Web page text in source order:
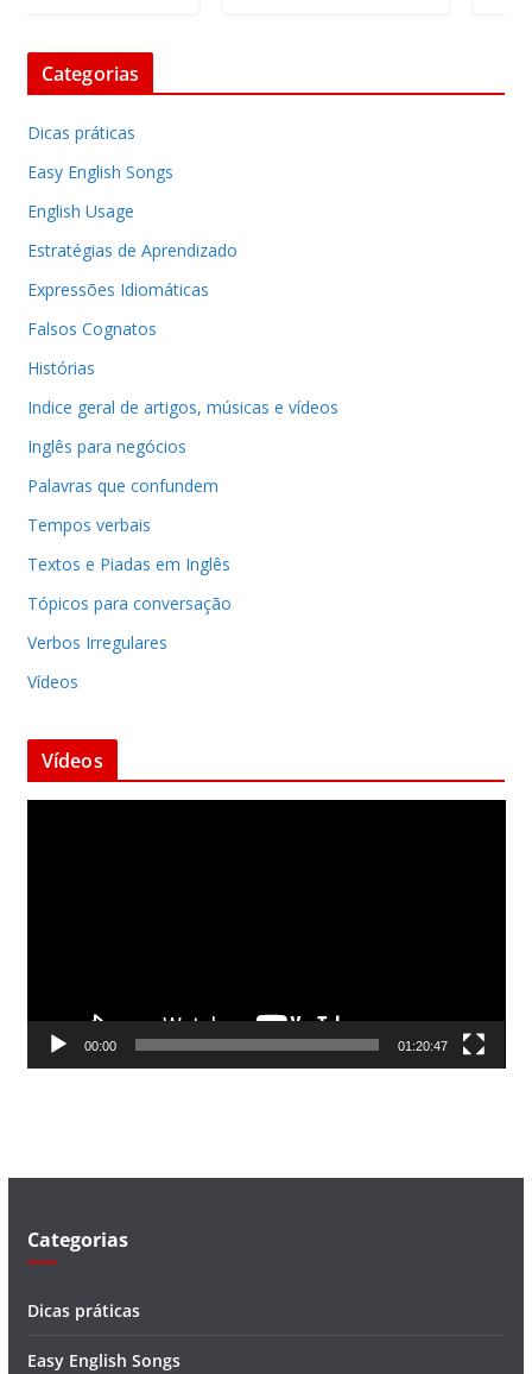
Categorias
Dicas práticas
Easy English Songs
English Usage
Estratégias de Aprendizado
Expressões Idiomáticas
Falsos Cognatos
Histórias
Indice geral de artigos, músicas e vídeos
Inglês para negócios
Palavras que confundem
Tempos verbais
Textos e Piadas em Inglês
Tópicos para conversação
Verbos Irregulares
Vídeos
Vídeos
d
00:00 01:20:47
Categorias
Dicas práticas
Easy English Songs